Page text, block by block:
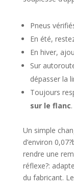
Pneus
En été,
En hiver,
Sur
dépasser la
Toujours
sur le flanc.
Un simple
d’environ
rendre une
réflexe?:
du fabricant.